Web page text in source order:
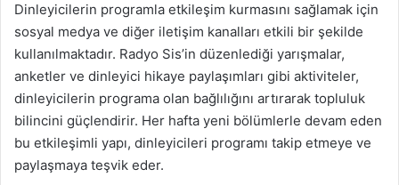
Dinleyicilerin programla etkileşim kurmasını sağlamak için
sosyal medya ve diğer iletişim kanalları etkili bir şekilde
kullanılmaktadır. Radyo Sis’in düzenlediği yarışmalar,
anketler ve dinleyici hikaye paylaşımları gibi aktiviteler,
dinleyicilerin programa olan bağlılığını artırarak topluluk
bilincini güçlendirir. Her hafta yeni bölümlerle devam eden
bu etkileşimli yapı, dinleyicileri programı takip etmeye ve
paylaşmaya teşvik eder.